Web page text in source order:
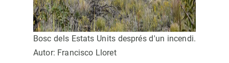
Bosc dels Estats Units després d'un incendi.
Autor: Francisco Lloret